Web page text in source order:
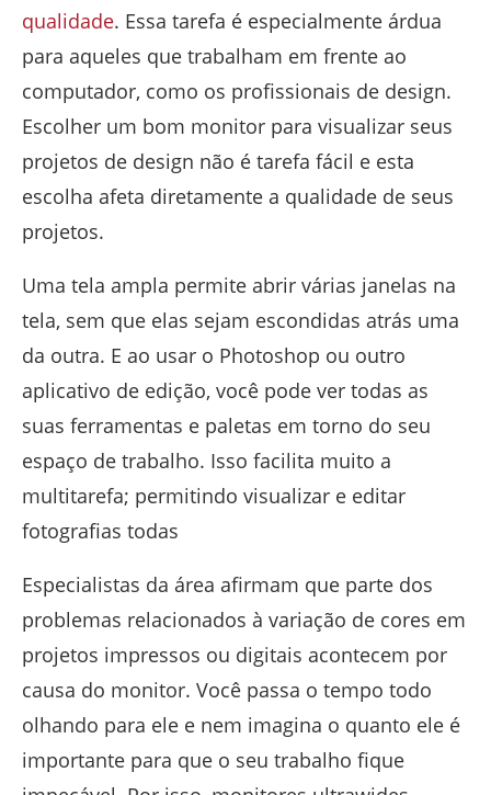
qualidade. Essa tarefa é especialmente árdua
para aqueles que trabalham em frente ao
computador, como os profissionais de design.
Escolher um bom monitor para visualizar seus
projetos de design não é tarefa fácil e esta
escolha afeta diretamente a qualidade de seus
projetos.
Uma tela ampla permite abrir várias janelas na
tela, sem que elas sejam escondidas atrás uma
da outra. E ao usar o Photoshop ou outro
aplicativo de edição, você pode ver todas as
suas ferramentas e paletas em torno do seu
espaço de trabalho. Isso facilita muito a
multitarefa; permitindo visualizar e editar
fotografias todas
Especialistas da área afirmam que parte dos
problemas relacionados à variação de cores em
projetos impressos ou digitais acontecem por
causa do monitor. Você passa o tempo todo
olhando para ele e nem imagina o quanto ele é
importante para que o seu trabalho fique